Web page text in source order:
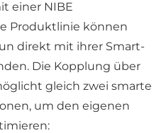
einer NIBE
Produktlinie können
direkt mit ihrer Smart-
Die Kopplung über
gleich zwei smarte
um den eigenen